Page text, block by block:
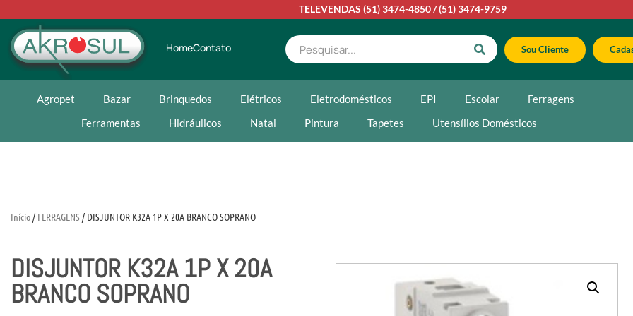
TELEVENDAS (51) 3474-4850/(51) 3474-9759
HomeContato Sou Cliente
Agropet Bazar Brinquedos Elétricos Eletrodomésticos EPI Escolar
Ferragens
Ferramentas
Hidráulicos Natal Pintura Tapetes Utensílios Domésticos
Início/ FERRAGENS/ DISJUNTOR K32A 1P X 20A BRANCO SOPRANO
DISJUNTOR K32A 1P X 20A
BRANCO SOPRANO